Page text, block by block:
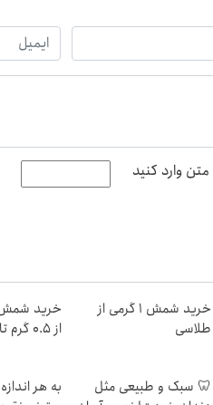
وارد کنید
خرید شمش 1 گرمی از
طلاسی
خرید
از ۰.۵ گرم تا ۱۰ گرم
🦷 سبک و طبیعی مثل
به هر